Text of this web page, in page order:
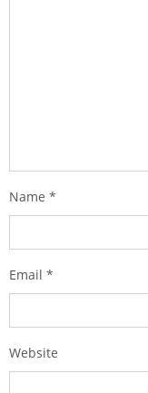
Name *
Email *
Website